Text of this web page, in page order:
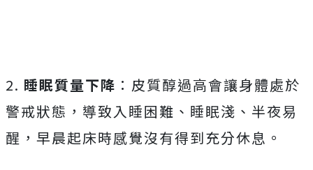
2. 睡眠質量下降 ：皮質醇過高會讓身體處於
警戒狀態，導致入睡困難、睡眠淺、半夜易
醒，早晨起床時感覺沒有得到充分休息。